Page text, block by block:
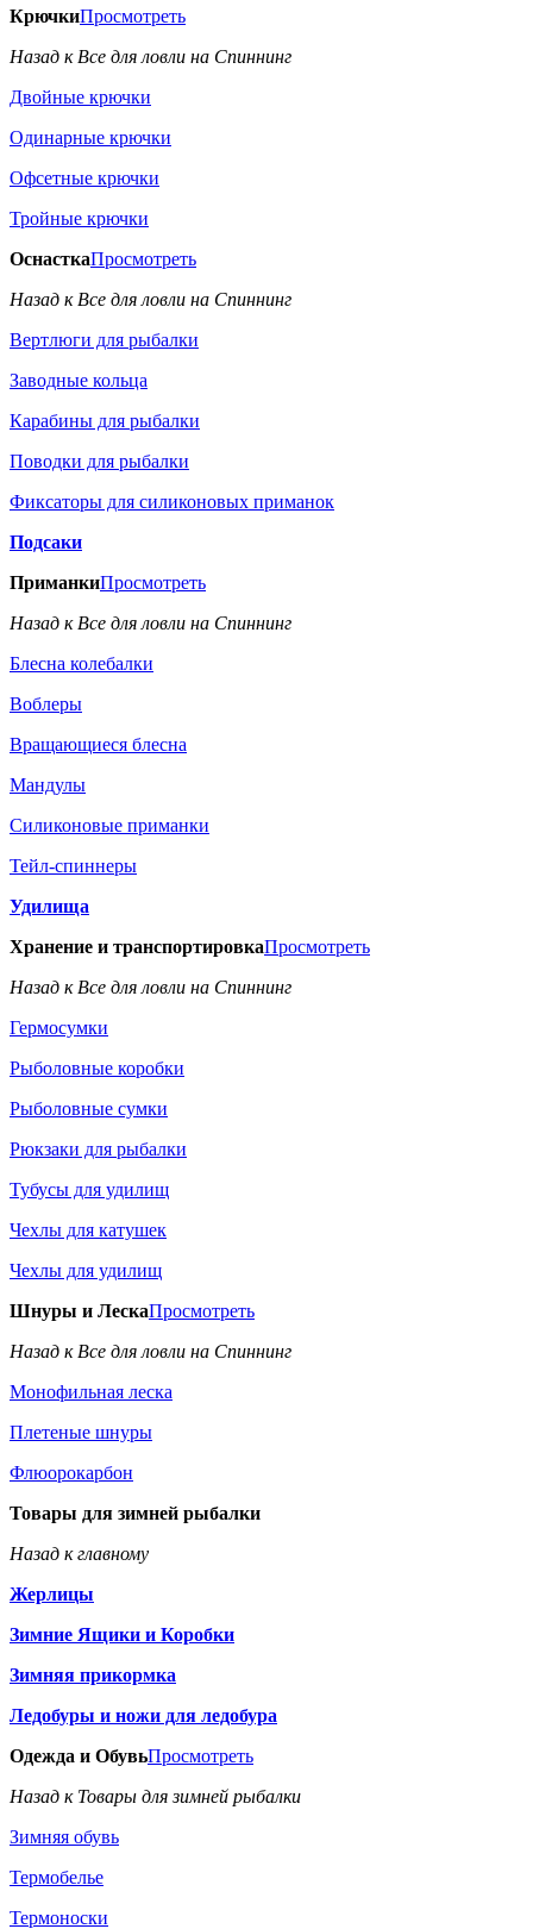
КрючкиПросмотреть
Назад к Все для ловли на Спиннинг
Двойные крючки
Одинарные крючки
Офсетные крючки
Тройные крючки
ОснасткаПросмотреть
Назад к Все для ловли на Спиннинг
Вертлюги для рыбалки
Заводные кольца
Карабины для рыбалки
Поводки для рыбалки
Фиксаторы для силиконовых приманок
Подсаки
ПриманкиПросмотреть
Назад к Все для ловли на Спиннинг
Блесна колебалки
Воблеры
Вращающиеся блесна
Мандулы
Силиконовые приманки
Тейл-спиннеры
Удилища
Хранение и транспортировкаПросмотреть
Назад к Все для ловли на Спиннинг
Гермосумки
Рыболовные коробки
Рыболовные сумки
Рюкзаки для рыбалки
Тубусы для удилищ
Чехлы для катушек
Чехлы для удилищ
Шнуры и ЛескаПросмотреть
Назад к Все для ловли на Спиннинг
Монофильная леска
Плетеные шнуры
Флюорокарбон
Товары для зимней рыбалки
Назад к главному
Жерлицы
Зимние Ящики и Коробки
Зимняя прикормка
Ледобуры и ножи для ледобура
Одежда и ОбувьПросмотреть
Назад к Товары для зимней рыбалки
Зимняя обувь
Термобелье
Термоноски